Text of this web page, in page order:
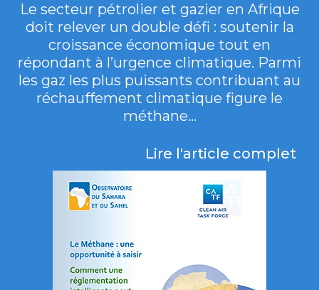
Le secteur pétrolier et gazier en Afrique
doit relever un double défi : soutenir la
croissance économique tout en
répondant à l’urgence climatique. Parmi
les gaz les plus puissants contribuant au
réchauffement climatique figure le
méthane...
Lire l'article complet